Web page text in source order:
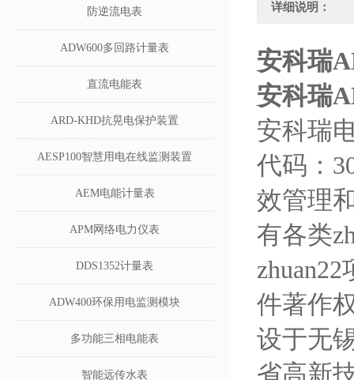
防逆流电表
ADW600多回路计量表
直流电能表
ARD-KHD抗晃电保护装置
AESP100智慧用电在线监测装置
AEM电能计量表
APM网络电力仪表
DDS1352计量表
ADW400环保用电监测模块
多功能三相电能表
智能远传水表
详细说明：
安科瑞
安科瑞
安科瑞
代码：
效管理
有各类
件著作
设于无
省高新